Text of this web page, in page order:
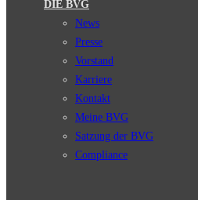
DIE BVG
News
Presse
Vorstand
Karriere
Kontakt
Meine BVG
Satzung der BVG
Compliance